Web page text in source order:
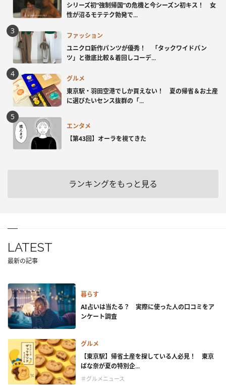
シリーズ初“強制帰国”の危機と今シーズン初キス！ 女
性が沼るモテテク勃発で...
ファッション
ユニクロ新作パンツが優秀！ 「タックワイドパン
ツ」と徹底比較＆着回しコーデ...
グルメ
東京駅・羽田空港でしか買えない！ 夏の帰省＆お土産
に選びたいセンス抜群の「...
エンタメ
【第43回】オーラを視てきた
ランキングをもっと見る
LATEST
最新の記事
暮らす
AI占いは当たる？ 実際に使った人の口コミをア
ンケート調査
グルメ
【東京駅】帰省土産を探している人必見！ 東京
ばな奈が夏の特別企...
＃グルメニュース